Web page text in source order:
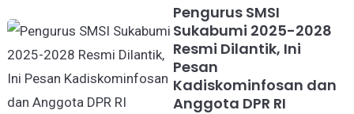
Pengurus SMSI
Sukabumi 2025-2028
Resmi Dilantik, Ini
Pesan
Kadiskominfosan dan
Anggota DPR RI